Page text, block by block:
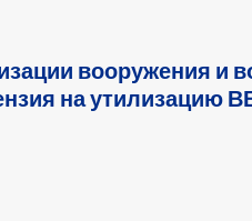
вооружения и
на утилизацию